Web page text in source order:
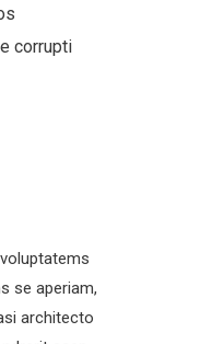
corrupti
se aperiam,
architecto